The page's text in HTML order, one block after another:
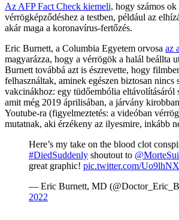
Az AFP Fact Check kiemeli, hogy számos ok
vérrögképződéshez a testben, például az
akár maga a koronavírus-fertőzés.
Eric Burnett, a Columbia Egyetem orvosa az
magyarázza, hogy a vérrögök a halál beállta
Burnett továbbá azt is észrevette, hogy
felhasználtak, aminek egészen biztosan nincs
vakcinákhoz: egy tüdőembólia eltávolításáról
amit még 2019 áprilisában, a járvány
Youtube-ra (figyelmeztetés: a videóban
mutatnak, aki érzékeny az ilyesmire, inkább
Here’s my take on the blood clot
#DiedSuddenly shoutout to
great graphic! pic.twitter.com/
— Eric Burnett, MD
2022